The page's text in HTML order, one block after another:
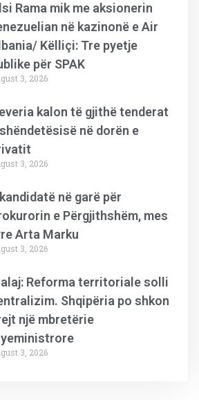
Rama mik me aksionerin
në kazinonë e Air
Këlliçi: Tre pyetje
për SPAK
3, 2026
kalon të gjithë tenderat
në dorën e
3, 2026
në garë për
e Përgjithshëm, mes
Arta Marku
3, 2026
Reforma territoriale solli
Shqipëria po shkon
një mbretërie
3, 2026